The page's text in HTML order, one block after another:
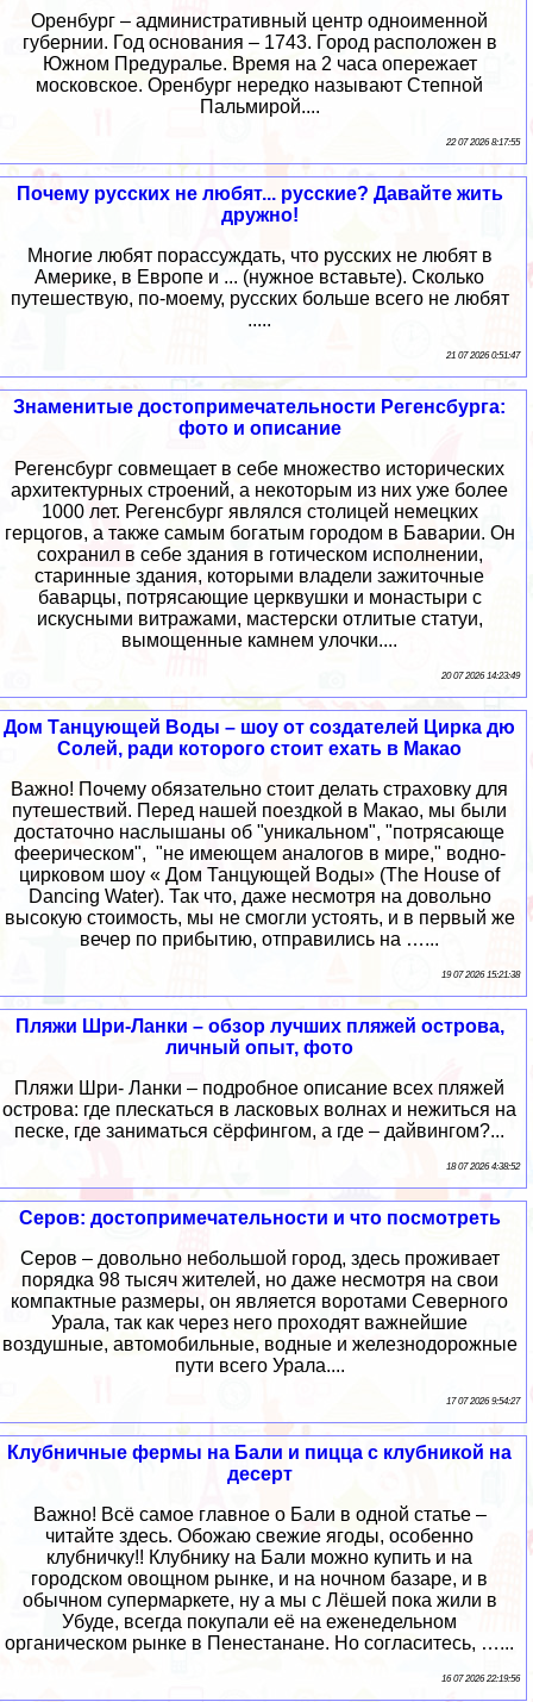
Оренбург – административный центр одноименной
губернии. Год основания – 1743. Город расположен в
Южном Предуралье. Время на 2 часа опережает
московское. Оренбург нередко называют Степной
Пальмирой....
22 07 2026 8:17:55
Почему русских не любят... русские? Давайте жить
дружно!
Многие любят порассуждать, что русских не любят в
Америке, в Европе и ... (нужное вставьте). Сколько
путешествую, по-моему, русских больше всего не любят
.....
21 07 2026 0:51:47
Знаменитые достопримечательности Регенсбурга:
фото и описание
Регенсбург совмещает в себе множество исторических
архитектурных строений, а некоторым из них уже более
1000 лет. Регенсбург являлся столицей немецких
герцогов, а также самым богатым городом в Баварии. Он
сохранил в себе здания в готическом исполнении,
старинные здания, которыми владели зажиточные
баварцы, потрясающие церквушки и монастыри с
искусными витражами, мастерски отлитые статуи,
вымощенные камнем улочки....
20 07 2026 14:23:49
Дом Танцующей Воды – шоу от создателей Цирка дю
Солей, ради которого стоит ехать в Макао
Важно! Почему обязательно стоит делать страховку для
путешествий. Перед нашей поездкой в Макао, мы были
достаточно наслышаны об "уникальном", "потрясающе
феерическом", "не имеющем аналогов в мире," водно-
цирковом шоу « Дом Танцующей Воды» (The House of
Dancing Water). Так что, даже несмотря на довольно
высокую стоимость, мы не смогли устоять, и в первый же
вечер по прибытию, отправились на …...
19 07 2026 15:21:38
Пляжи Шри-Ланки – обзор лучших пляжей острова,
личный опыт, фото
Пляжи Шри- Ланки – подробное описание всех пляжей
острова: где плескаться в ласковых волнах и нежиться на
песке, где заниматься сёрфингом, а где – дайвингом?...
18 07 2026 4:38:52
Серов: достопримечательности и что посмотреть
Серов – довольно небольшой город, здесь проживает
порядка 98 тысяч жителей, но даже несмотря на свои
компактные размеры, он является воротами Северного
Урала, так как через него проходят важнейшие
воздушные, автомобильные, водные и железнодорожные
пути всего Урала....
17 07 2026 9:54:27
Клубничные фермы на Бали и пицца с клубникой на
десерт
Важно! Всё самое главное о Бали в одной статье –
читайте здесь. Обожаю свежие ягоды, особенно
клубничку!! Клубнику на Бали можно купить и на
городском овощном рынке, и на ночном базаре, и в
обычном супермаркете, ну а мы с Лёшей пока жили в
Убуде, всегда покупали её на еженедельном
органическом рынке в Пенестанане. Но согласитесь, …...
16 07 2026 22:19:56